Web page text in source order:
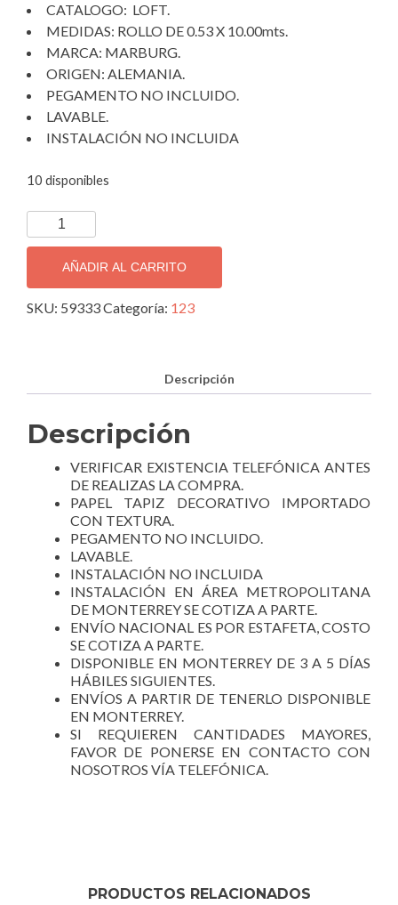
CATALOGO: LOFT.
MEDIDAS: ROLLO DE 0.53 X 10.00mts.
MARCA: MARBURG.
ORIGEN: ALEMANIA.
PEGAMENTO NO INCLUIDO.
LAVABLE.
INSTALACIÓN NO INCLUIDA
10 disponibles
PAPEL
TAPIZ
DECORATIVO
IMPORTADO
59333.
AÑADIR AL CARRITO
SKU: 59333Categoría: 123
Descripción
Descripción
VERIFICAR EXISTENCIA TELEFÓNICA ANTES
DE REALIZAS LA COMPRA.
PAPEL TAPIZ DECORATIVO IMPORTADO
CON TEXTURA.
PEGAMENTO NO INCLUIDO.
LAVABLE.
INSTALACIÓN NO INCLUIDA
INSTALACIÓN EN ÁREA METROPOLITANA
DE MONTERREY SE COTIZA A PARTE.
ENVÍO NACIONAL ES POR ESTAFETA, COSTO
SE COTIZA A PARTE.
DISPONIBLE EN MONTERREY DE 3 A 5 DÍAS
HÁBILES SIGUIENTES.
ENVÍOS A PARTIR DE TENERLO DISPONIBLE
EN MONTERREY.
SI REQUIEREN CANTIDADES MAYORES,
FAVOR DE PONERSE EN CONTACTO CON
NOSOTROS VÍA TELEFÓNICA.
PRODUCTOS RELACIONADOS